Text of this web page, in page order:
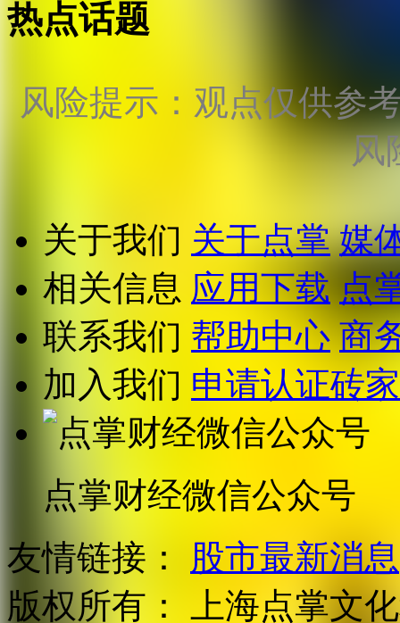
热点话题
风险提示：观点仅供参
风
关于我们 关于点掌 媒
相关信息 应用下载 点
联系我们 帮助中心 商
加入我们 申请认证砖家
点掌财经微信公众号
友情链接：
股市最新消息
版权所有：
上海点掌文